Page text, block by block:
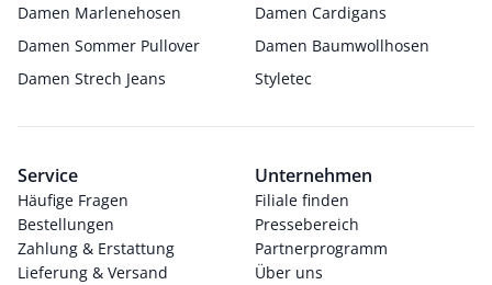
Damen Marlenehosen
Damen Cardigans
Damen Sommer Pullover
Damen Baumwollhosen
Damen Strech Jeans
Styletec
Service
Häufige Fragen
Bestellungen
Zahlung & Erstattung
Lieferung & Versand
Unternehmen
Filiale finden
Pressebereich
Partnerprogramm
Über uns